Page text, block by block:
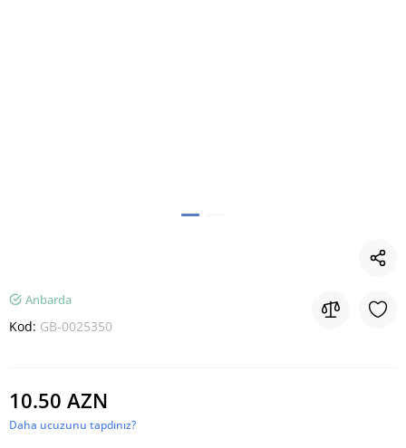
Anbarda
Kod: GB-0025350
10.50 AZN
Daha ucuzunu tapdınız?